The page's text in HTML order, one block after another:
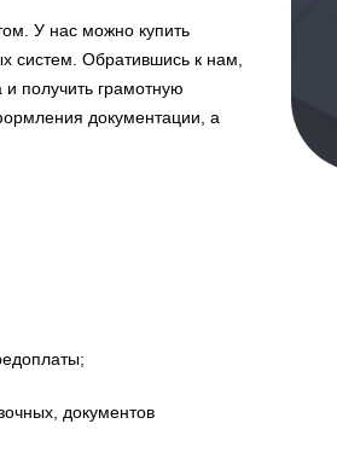
У нас можно купить
систем. Обратившись к нам,
получить грамотную
документации, а
документов